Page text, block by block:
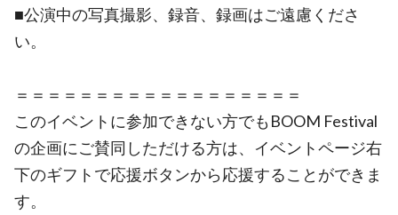
■公演中の写真撮影、録音、録画はご遠慮くださ
い。
＝＝＝＝＝＝＝＝＝＝＝＝＝＝＝＝＝＝
このイベントに参加できない方でもBOOM Festival
の企画にご賛同しただける方は、イベントページ右
下のギフトで応援ボタンから応援することができま
す。